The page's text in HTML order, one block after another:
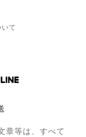
て
章等は、すべて